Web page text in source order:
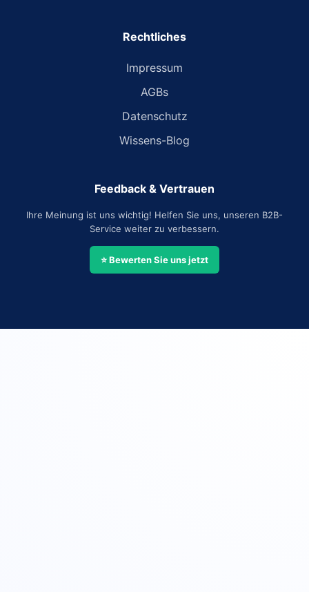
Rechtliches
Impressum
AGBs
Datenschutz
Wissens-Blog
Feedback & Vertrauen
Ihre Meinung ist uns wichtig! Helfen Sie uns, unseren B2B-
Service weiter zu verbessern.
⭐ Bewerten Sie uns jetzt